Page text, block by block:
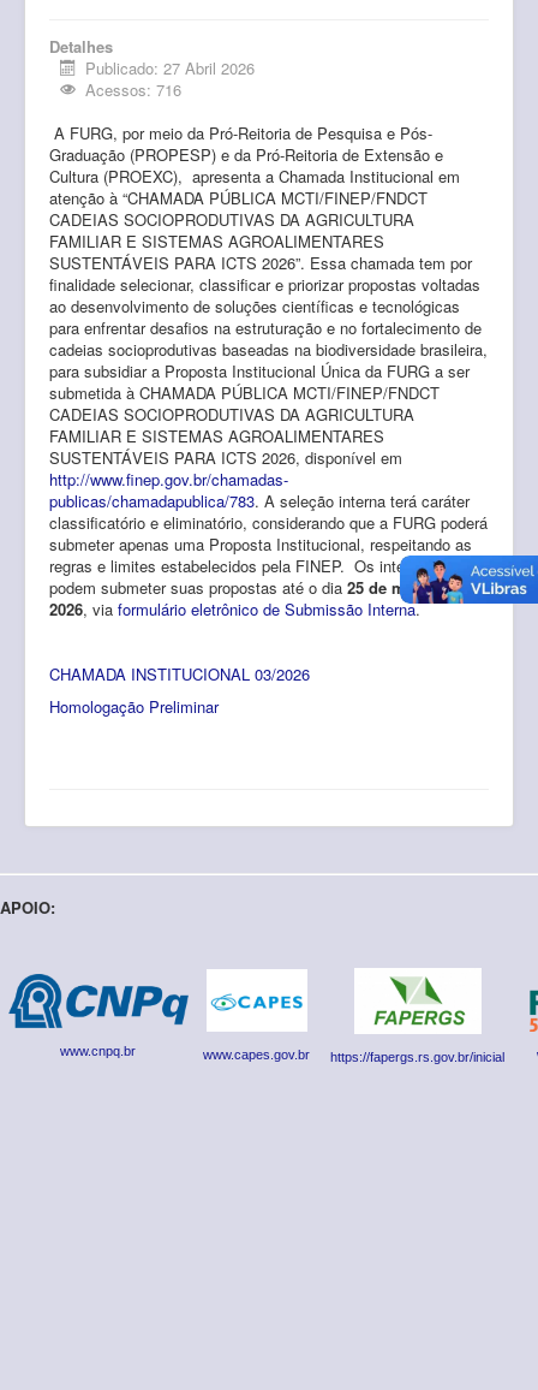
Contato
Detalhes
Publicado: 27 Abril 2026
Acessos: 716
A FURG, por meio da Pró-Reitoria de Pesquisa e Pós-
Graduação (PROPESP) e da Pró-Reitoria de Extensão e
Cultura (PROEXC), apresenta a Chamada Institucional em
atenção à “CHAMADA PÚBLICA MCTI/FINEP/FNDCT
CADEIAS SOCIOPRODUTIVAS DA AGRICULTURA
FAMILIAR E SISTEMAS AGROALIMENTARES
SUSTENTÁVEIS PARA ICTS 2026”. Essa chamada tem por
finalidade selecionar, classificar e priorizar propostas voltadas
ao desenvolvimento de soluções científicas e tecnológicas
para enfrentar desafios na estruturação e no fortalecimento de
cadeias socioprodutivas baseadas na biodiversidade brasileira,
para subsidiar a Proposta Institucional Única da FURG a ser
submetida à CHAMADA PÚBLICA MCTI/FINEP/FNDCT
CADEIAS SOCIOPRODUTIVAS DA AGRICULTURA
FAMILIAR E SISTEMAS AGROALIMENTARES
SUSTENTÁVEIS PARA ICTS 2026, disponível em
http://www.finep.gov.br/chamadas-
publicas/chamadapublica/783. A seleção interna terá caráter
classificatório e eliminatório, considerando que a FURG poderá
submeter apenas uma Proposta Institucional, respeitando as
regras e limites estabelecidos pela FINEP. Os interessados
podem submeter suas propostas até o dia 25 de maio de
2026, via formulário eletrônico de Submissão Interna.
CHAMADA INSTITUCIONAL 03/2026
Homologação Preliminar
APOIO:
www.cnpq.br www.capes.gov.br https://fapergs.rs.gov.br/inicial